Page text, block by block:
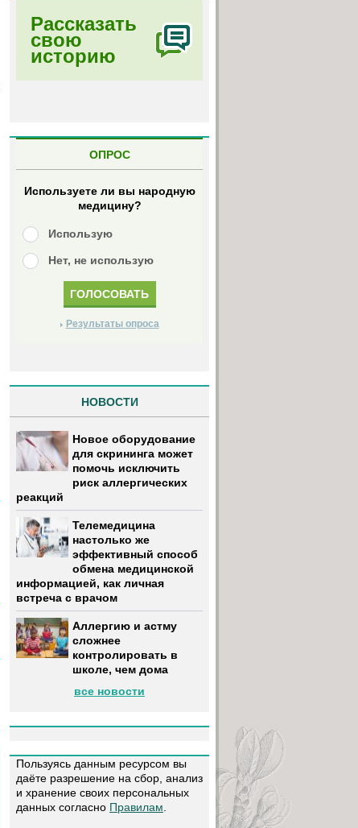
Рассказать
свою
историю
ОПРОС
Используете ли вы народную
медицину?
Использую
Нет, не использую
Результаты опроса
НОВОСТИ
Новое оборудование
для скрининга может
помочь исключить
риск аллергических
реакций
Телемедицина
настолько же
эффективный способ
обмена медицинской
информацией, как личная
встреча с врачом
Аллергию и астму
сложнее
контролировать в
школе, чем дома
все новости
Пользуясь данным ресурсом вы
даёте разрешение на сбор, анализ
и хранение своих персональных
данных согласно Правилам